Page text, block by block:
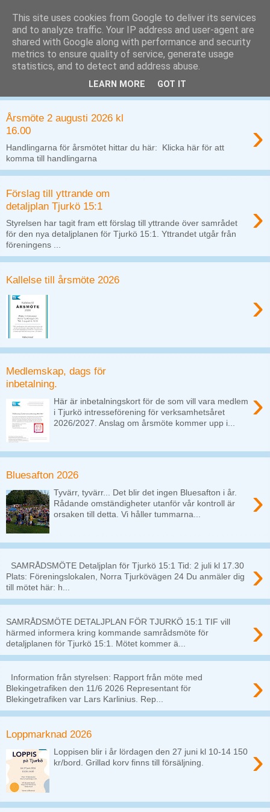
Årsmöte 2 augusti 2026 kl
16.00
›
Handlingarna för årsmötet hittar du här: Klicka här för att
komma till handlingarna
Förslag till yttrande om
detaljplan Tjurkö 15:1
›
Styrelsen har tagit fram ett förslag till yttrande över samrådet
för den nya detaljplanen för Tjurkö 15:1. Yttrandet utgår från
föreningens ...
Kallelse till årsmöte 2026
›
Medlemskap, dags för
inbetalning.
›
Här är inbetalningskort för de som vill vara medlem
i Tjurkö intresseförening för verksamhetsåret
2026/2027. Anslag om årsmöte kommer upp i...
Bluesafton 2026
›
Tyvärr, tyvärr... Det blir det ingen Bluesafton i år.
Rådande omständigheter utanför vår kontroll är
orsaken till detta. Vi håller tummarna...
›
SAMRÅDSMÖTE Detaljplan för Tjurkö 15:1 Tid: 2 juli kl 17.30
Plats: Föreningslokalen, Norra Tjurkövägen 24 Du anmäler dig
till mötet här: h...
›
SAMRÅDSMÖTE DETALJPLAN FÖR TJURKÖ 15:1 TIF vill
härmed informera kring kommande samrådsmöte för
detaljplanen för Tjurkö 15:1. Mötet kommer ä...
›
Information från styrelsen: Rapport från möte med
Blekingetrafiken den 11/6 2026 Representant för
Blekingetrafiken var Lars Karlinius. Rep...
Loppmarknad 2026
›
Loppisen blir i år lördagen den 27 juni kl 10-14 150
kr/bord. Grillad korv finns till försäljning.
This site uses cookies from Google to deliver its services
and to analyze traffic. Your IP address and user-agent are
shared with Google along with performance and security
metrics to ensure quality of service, generate usage
statistics, and to detect and address abuse.
LEARN MORE GOT IT